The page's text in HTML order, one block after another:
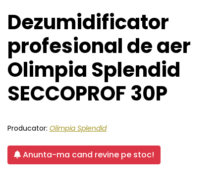
Dezumidificator
profesional de aer
Olimpia Splendid
SECCOPROF 30P
Producator: Olimpia Splendid
Anunta-ma cand revine pe stoc!